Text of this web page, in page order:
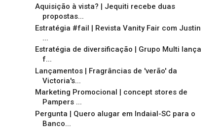
Aquisição à vista? | Jequiti recebe duas
propostas...
Estratégia #fail | Revista Vanity Fair com Justin
...
Estratégia de diversificação | Grupo Multi lança
f...
Lançamentos | Fragrâncias de 'verão' da
Victoria's...
Marketing Promocional | concept stores de
Pampers ...
Pergunta | Quero alugar em Indaial-SC para o
Banco...